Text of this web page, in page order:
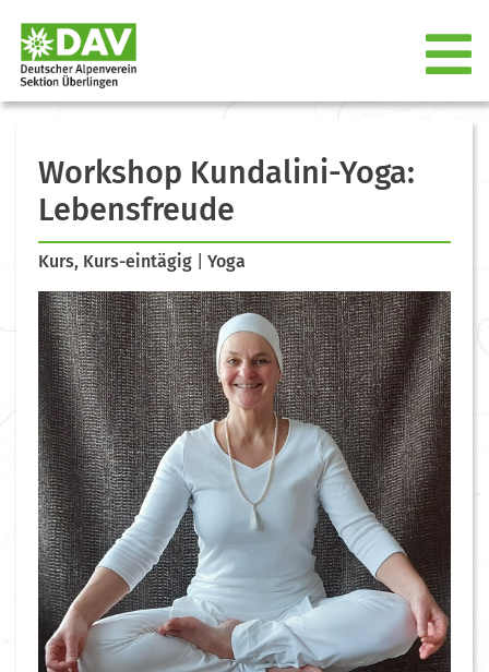
Workshop Kundalini-Yoga:
Lebensfreude
Kurs, Kurs-eintägig Yoga